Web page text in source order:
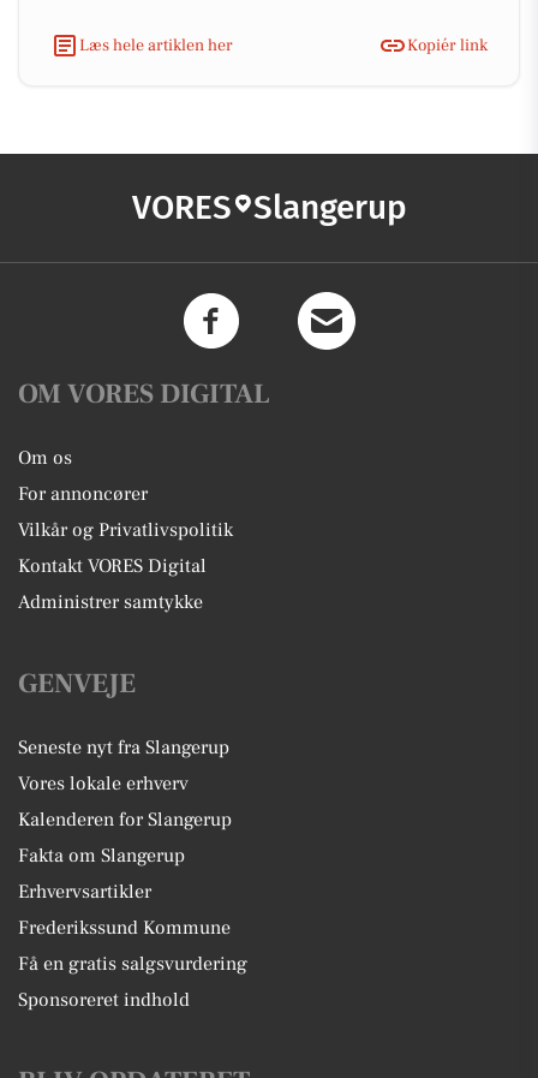
Læs hele artiklen her Kopiér link
VORES Slangerup
OM VORES DIGITAL
Om os
For annoncører
Vilkår og Privatlivspolitik
Kontakt VORES Digital
Administrer samtykke
GENVEJE
Seneste nyt fra Slangerup
Vores lokale erhverv
Kalenderen for Slangerup
Fakta om Slangerup
Erhvervsartikler
Frederikssund Kommune
Få en gratis salgsvurdering
Sponsoreret indhold